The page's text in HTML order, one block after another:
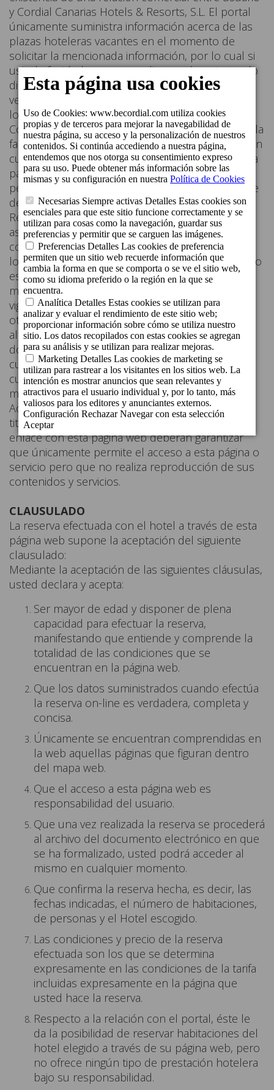
y Cordial Canarias Hotels & Resorts, S.L. El portal
únicamente suministra información acerca de las
plazas hoteleras vacantes en el momento de
solicitar la mencionada información, por lo cual si
usted efectúa la reserva on-line, está contratando
directamente con el hotel y no con el portal. La
versión impresa de la reserva efectuada sirve de
localizador cuando acuda al hotel.
Cordial Canarias Hotels & Resorts, S.L. se reserva la
facultad de cambiar, modificar, añadir o eliminar en
cualquier momento la información expuesta en la
página web, por lo cual aconsejamos que revise
periódicamente esta página para estar al corriente
de los cambios efectuados.
Respecto a los contenidos ajenos, el portal no
asume responsabilidad alguna derivada de los
contenidos ajenos que se transmiten, alojan o a
los que facilitan el acceso desde la web, ya que no
está obligado a controlar con carácter previo si el
mencionado enlace cumple con la legalidad
vigente. Tampoco garantiza la ausencia de virus u
otros elementos que puedan producir
alteraciones en el sistema informático,
documentos o ficheros del usuario, excluyendo
cualquier responsabilidad por los daños de
cualquier clase causados al usuario por este
motivo.
Aquellas entidades que, previa autorización del
titular del sitio web, pretendan establecer un
enlace con esta página web deberán garantizar
que únicamente permite el acceso a esta página o
servicio pero que no realiza reproducción de sus
contenidos y servicios.
CLAUSULADO
La reserva efectuada con el hotel a través de esta
página web supone la aceptación del siguiente
clausulado:
Mediante la aceptación de las siguientes cláusulas,
usted declara y acepta:
Ser mayor de edad y disponer de plena
capacidad para efectuar la reserva,
manifestando que entiende y comprende la
totalidad de las condiciones que se
encuentran en la página web.
Que los datos suministrados cuando efectúa
la reserva on-line es verdadera, completa y
concisa.
Únicamente se encuentran comprendidas en
la web aquellas páginas que figuran dentro
del mapa web.
Que el acceso a esta página web es
responsabilidad del usuario.
Que una vez realizada la reserva se procederá
al archivo del documento electrónico en que
se ha formalizado, usted podrá acceder al
mismo en cualquier momento.
Que confirma la reserva hecha, es decir, las
fechas indicadas, el número de habitaciones,
de personas y el Hotel escogido.
Las condiciones y precio de la reserva
efectuada son los que se determina
expresamente en las condiciones de la tarifa
incluidas expresamente en la página que
usted hace la reserva.
Respecto a la relación con el portal, éste le
da la posibilidad de reservar habitaciones del
hotel elegido a través de su página web, pero
no ofrece ningún tipo de prestación hotelera
bajo su responsabilidad.